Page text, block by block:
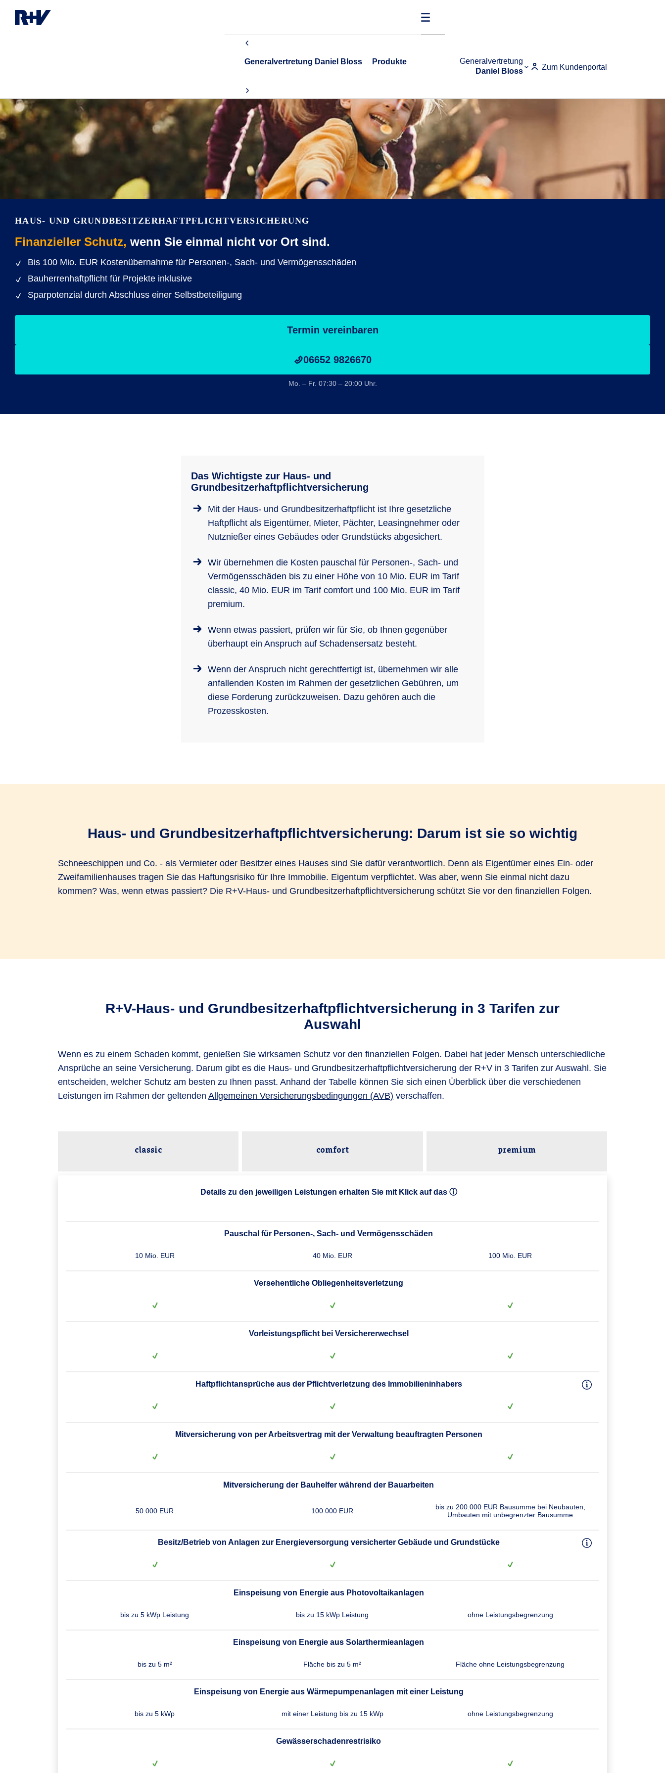
Generalvertretung
Daniel Bloss
Zum Kundenportal
Generalvertretung Daniel Bloss Produkte
HAUS- UND GRUNDBESITZERHAFTPFLICHTVERSICHERUNG
Finanzieller Schutz, wenn Sie einmal nicht vor Ort sind.
Bis 100 Mio. EUR Kostenübernahme für Personen-, Sach- und Vermögensschäden
Bauherrenhaftpflicht für Projekte inklusive
Sparpotenzial durch Abschluss einer Selbstbeteiligung
Termin vereinbaren
06652 9826670
Mo. – Fr. 07:30 – 20:00 Uhr.
Das Wichtigste zur Haus- und
Grundbesitzerhaftpflichtversicherung
Mit der Haus- und Grundbesitzerhaftpflicht ist Ihre gesetzliche
Haftpflicht als Eigentümer, Mieter, Pächter, Leasingnehmer oder
Nutznießer eines Gebäudes oder Grundstücks abgesichert.
Wir übernehmen die Kosten pauschal für Personen-, Sach- und
Vermögensschäden bis zu einer Höhe von 10 Mio. EUR im Tarif
classic, 40 Mio. EUR im Tarif comfort und 100 Mio. EUR im Tarif
premium.
Wenn etwas passiert, prüfen wir für Sie, ob Ihnen gegenüber
überhaupt ein Anspruch auf Schadensersatz besteht.
Wenn der Anspruch nicht gerechtfertigt ist, übernehmen wir alle
anfallenden Kosten im Rahmen der gesetzlichen Gebühren, um
diese Forderung zurückzuweisen. Dazu gehören auch die
Prozesskosten.
Haus- und Grundbesitzerhaftpflicht­versicherung: Darum ist sie so wichtig
Schneeschippen und Co. - als Vermieter oder Besitzer eines Hauses sind Sie dafür verantwortlich. Denn als Eigentümer eines Ein- oder
Zweifamilienhauses tragen Sie das Haftungsrisiko für Ihre Immobilie. Eigentum verpflichtet. Was aber, wenn Sie einmal nicht dazu
kommen? Was, wenn etwas passiert? Die R+V-Haus- und Grundbesitzerhaftpflichtversicherung schützt Sie vor den finanziellen Folgen.
R+V-Haus- und Grundbesitzerhaftpflichtversicherung in 3 Tarifen zur
Auswahl
Wenn es zu einem Schaden kommt, genießen Sie wirksamen Schutz vor den finanziellen Folgen. Dabei hat jeder Mensch unterschiedliche
Ansprüche an seine Versicherung. Darum gibt es die Haus- und Grundbesitzerhaftpflichtversicherung der R+V in 3 Tarifen zur Auswahl. Sie
entscheiden, welcher Schutz am besten zu Ihnen passt. Anhand der Tabelle können Sie sich einen Überblick über die verschiedenen
Leistungen im Rahmen der geltendenAllgemeinen Versicherungsbedingungen (AVB) verschaffen.
classic comfort premium
Details zu den jeweiligen Leistungen erhalten Sie mit Klick auf das ⓘ
Pauschal für Personen-, Sach- und Vermögensschäden
10 Mio. EUR 40 Mio. EUR 100 Mio. EUR
Versehentliche Obliegenheitsverletzung
Vorleistungspflicht bei Versichererwechsel
Haftpflichtansprüche aus der Pflichtverletzung des Immobilieninhabers
Mitversicherung von per Arbeitsvertrag mit der Verwaltung beauftragten Personen
Mitversicherung der Bauhelfer während der Bauarbeiten
50.000 EUR 100.000 EUR
bis zu 200.000 EUR Bausumme bei Neubauten,
Umbauten mit unbegrenzter Bausumme
Besitz/Betrieb von Anlagen zur Energieversorgung versicherter Gebäude und Grundstücke
Einspeisung von Energie aus Photovoltaikanlagen
bis zu 5 kWp Leistung bis zu 15 kWp Leistung ohne Leistungsbegrenzung
Einspeisung von Energie aus Solarthermieanlagen
bis zu 5 m² Fläche bis zu 5 m² Fläche ohne Leistungsbegrenzung
Einspeisung von Energie aus Wärmepumpenanlagen mit einer Leistung
bis zu 5 kWp mit einer Leistung bis zu 15 kWp ohne Leistungsbegrenzung
Gewässerschadenrestrisiko